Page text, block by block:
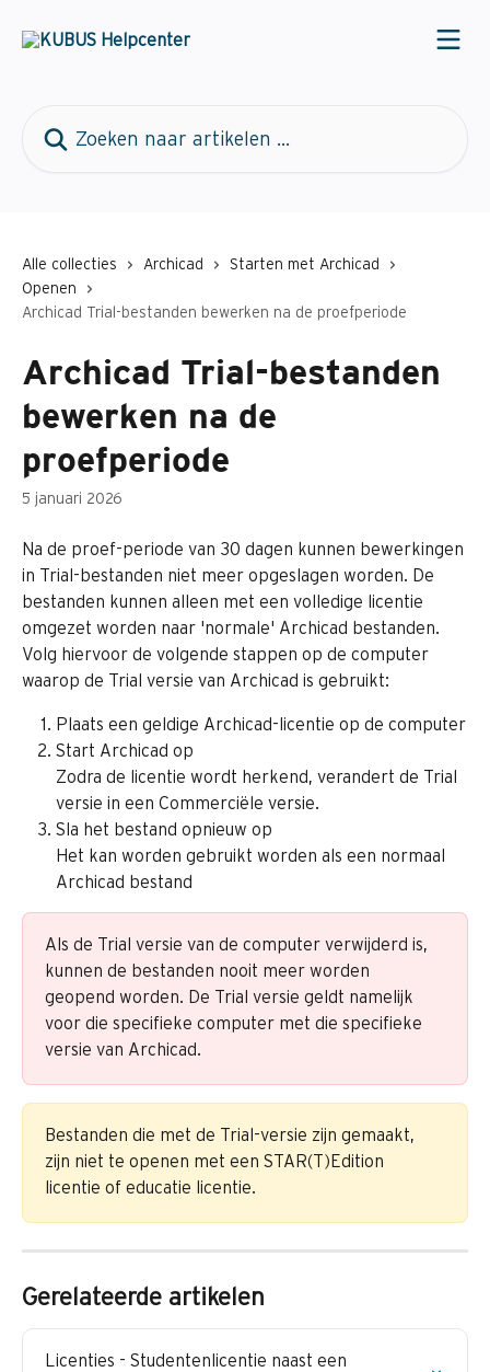
Alle collecties Archicad
Starten met Archicad
Openen
Archicad Trial-bestanden bewerken na de proefperiode
Archicad Trial-bestanden
bewerken na de
proefperiode
5 januari 2026
Na de proef-periode van 30 dagen kunnen bewerkingen
in Trial-bestanden niet meer opgeslagen worden. De
bestanden kunnen alleen met een volledige licentie
omgezet worden naar 'normale' Archicad bestanden.
Volg hiervoor de volgende stappen op de computer
waarop de Trial versie van Archicad is gebruikt:
Plaats een geldige Archicad-licentie op de computer
Start Archicad op
Zodra de licentie wordt herkend, verandert de Trial
versie in een Commerciële versie.
Sla het bestand opnieuw op
Het kan worden gebruikt worden als een normaal
Archicad bestand
Als de Trial versie van de computer verwijderd is,
kunnen de bestanden nooit meer worden
geopend worden. De Trial versie geldt namelijk
voor die specifieke computer met die specifieke
versie van Archicad.
Bestanden die met de Trial-versie zijn gemaakt,
zijn niet te openen met een STAR(T)Edition
licentie of educatie licentie.
Gerelateerde artikelen
Licenties - Studentenlicentie naast een